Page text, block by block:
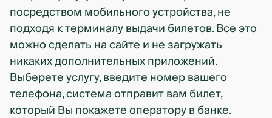
посредством мобильного устройства, не
подходя к терминалу выдачи билетов. Все это
можно сделать на сайте и не загружать
никаких дополнительных приложений.
Выберете услугу, введите номер вашего
телефона, система отправит вам билет,
который Вы покажете оператору в банке.